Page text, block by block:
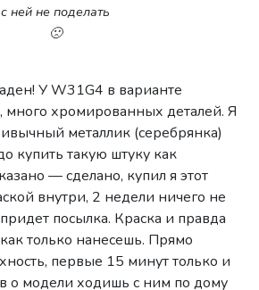
с ней не поделать
🙁
У W31G4 в варианте
много хромированных деталей. Я
металлик (серебрянка)
купить такую штуку как
— сделано, купил я этот
внутри, 2 недели ничего не
посылка. Краска и правда
только нанесешь. Прямо
первые 15 минут только и
о модели ходишь с ним по дому